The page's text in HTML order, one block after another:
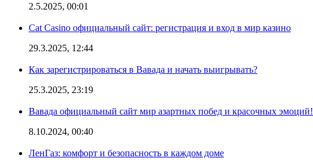
2.5.2025, 00:01
Cat Casino официальный сайт: регистрация и вход в мир казино
29.3.2025, 12:44
Как зарегистрироваться в Вавада и начать выигрывать?
25.3.2025, 23:19
Вавада официальный сайт мир азартных побед и красочных эмоций!
8.10.2024, 00:40
ЛенГаз: комфорт и безопасность в каждом доме